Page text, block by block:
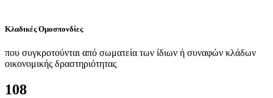
Κλαδικές Ομοσπονδίες
που συγκροτούνται από σωματεία των ίδιων ή συναφών κλάδων
οικονομικής δραστηριότητας
108